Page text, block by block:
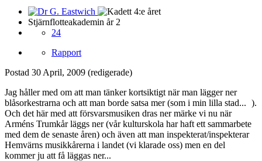
Stjärnflotteakademin år 2
24
Rapport
Postad 30 April, 2009 (redigerade)
Jag håller med om att man tänker kortsiktigt när man lägger ner
blåsorkestrarna och att man borde satsa mer (som i min lilla stad... ).
Och det här med att försvarsmusiken dras ner märke vi nu när
Arméns Trumkår läggs ner (vår kulturskola har haft ett sammarbete
med dem de senaste åren) och även att man inspekterat/inspekterar
Hemvärns musikkårerna i landet (vi klarade oss) men en del
kommer ju att få läggas ner...